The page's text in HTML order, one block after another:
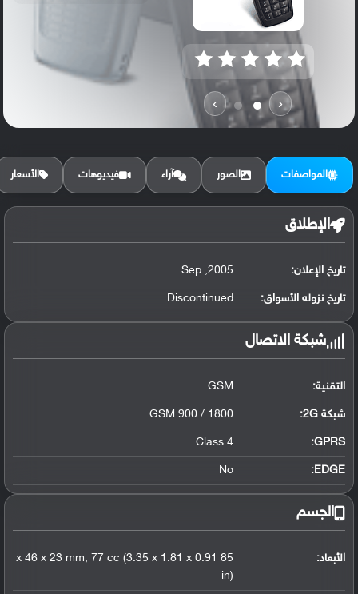
‹
›
المواصفات الصور آراء فيديوهات الأسعار
الإطلاق
تاريخ الإعلان: 2005, Sep
تاريخ نزوله الأسواق: Discontinued
شبكة الاتصال
التقنية: GSM
شبكة 2G: GSM 900 / 1800
GPRS:
Class 4
EDGE:
No
الجسم
الأبعاد:
85 x 46 x 23 mm, 77 cc (3.35 x 1.81 x 0.91
in)